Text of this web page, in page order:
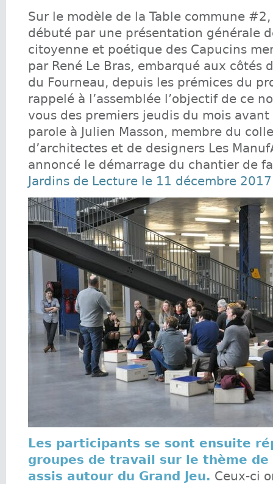
Sur le modèle de la Table commune
débuté par une présentation générale
citoyenne et poétique des Capucins
par René Le Bras, embarqué aux côtés
du Fourneau, depuis les prémices du
rappelé à l’assemblée l’objectif de ce
vous des premiers jeudis du mois avant
parole à Julien Masson, membre du
d’architectes et de designers Les
annoncé le démarrage du chantier de
Jardins de Lecture le 11 décembre
Les participants se sont ensuite
groupes de travail sur le thème de
assis autour du Grand Jeu. Ceux-ci